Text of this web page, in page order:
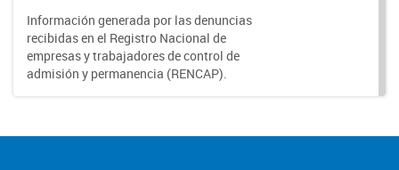
Información generada por las denuncias
recibidas en el Registro Nacional de
empresas y trabajadores de control de
admisión y permanencia (RENCAP).